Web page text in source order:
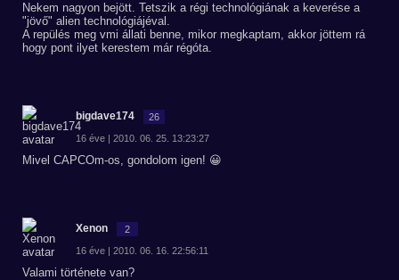
Nekem nagyon bejött. Tetszik a régi technológiának a keverése a
"jövő" alien technológiájéval.
A repülés meg vmi állati benne, mikor megkaptam, akkor jöttem rá
hogy pont ilyet kerestem már régóta.
bigdave174 26
16 éve | 2010. 06. 25. 13:23:27
Mivel CAPCOm-os, gondolom igen! 😀
Xenon 2
16 éve | 2010. 06. 16. 22:56:11
Valami története van?